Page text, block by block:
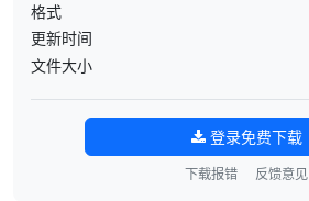
格式
更新时间
文件大小
登录免费下载
下载报错 反馈意见